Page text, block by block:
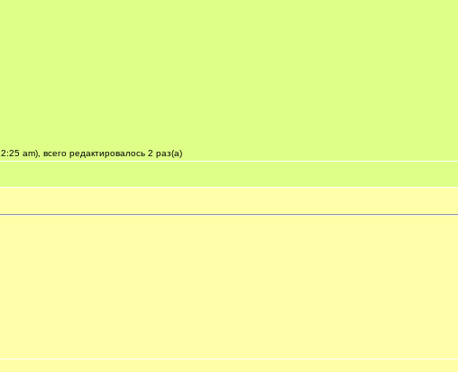
am), всего редактировалось 2 раз(а)